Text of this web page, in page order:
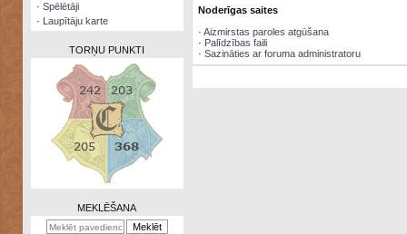
Zināšanu
· Spēlētāji
· Laupītāju karte
TORŅU PUNKTI
MEKLĒŠANA
Noderīgas saites
· Aizmirstas paroles atgūšana
· Palīdzības faili
· Sazināties ar foruma administratoru